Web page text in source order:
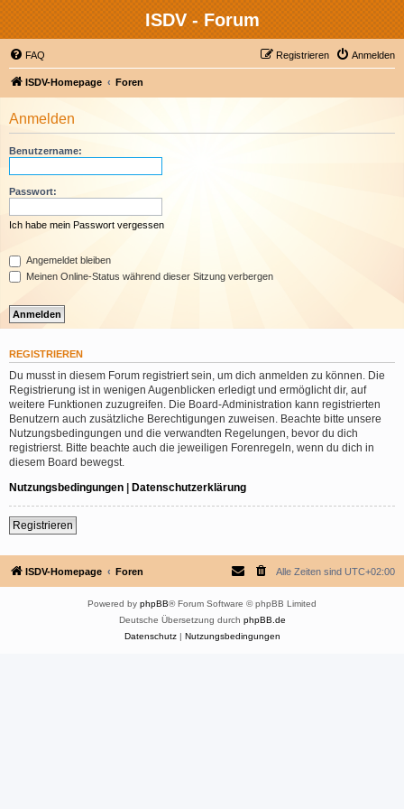
ISDV - Forum
FAQ Anmelden
Registrieren
ISDV-Homepage Foren
Anmelden
Benutzername:
Passwort:
Ich habe mein Passwort vergessen
Angemeldet bleiben
Meinen Online-Status während dieser Sitzung verbergen
REGISTRIEREN
Du musst in diesem Forum registriert sein, um dich anmelden zu können. Die
Registrierung ist in wenigen Augenblicken erledigt und ermöglicht dir, auf
weitere Funktionen zuzugreifen. Die Board-Administration kann registrierten
Benutzern auch zusätzliche Berechtigungen zuweisen. Beachte bitte unsere
Nutzungsbedingungen und die verwandten Regelungen, bevor du dich
registrierst. Bitte beachte auch die jeweiligen Forenregeln, wenn du dich in
diesem Board bewegst.
Nutzungsbedingungen | Datenschutzerklärung
Registrieren
ISDV-Homepage Foren Alle Zeiten sind UTC+02:00
Powered by phpBB® Forum Software © phpBB Limited
Deutsche Übersetzung durch phpBB.de
Datenschutz| Nutzungsbedingungen